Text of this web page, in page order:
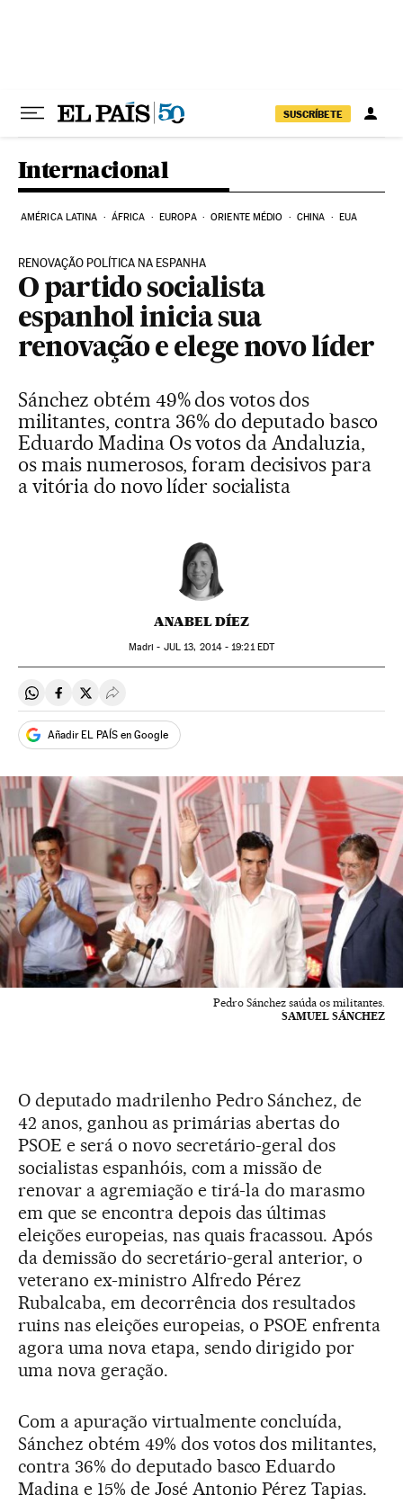
SUSCRÍBETE
Internacional
AMÉRICA LATINA ÁFRICA EUROPA ORIENTE MÉDIO CHINA EUA
RENOVAÇÃO POLÍTICA NA ESPANHA
O partido socialista
espanhol inicia sua
renovação e elege novo líder
Sánchez obtém 49% dos votos dos
militantes, contra 36% do deputado basco
Eduardo Madina Os votos da Andaluzia,
os mais numerosos, foram decisivos para
a vitória do novo líder socialista
ANABEL DÍEZ
Madri - JUL 13, 2014 - 19:21EDT
Compartir en Whatsapp
Compartir en Facebook
Compartir en Twitter
Desplegar Redes Sociales
Añadir EL PAÍS en Google
Pedro Sánchez saúda os militantes.
SAMUEL SÁNCHEZ
O deputado madrilenho Pedro Sánchez, de
42 anos, ganhou as primárias abertas do
PSOE e será o novo secretário-geral dos
socialistas espanhóis, com a missão de
renovar a agremiação e tirá-la do marasmo
em que se encontra depois das últimas
eleições europeias, nas quais fracassou. Após
da demissão do secretário-geral anterior, o
veterano ex-ministro Alfredo Pérez
Rubalcaba, em decorrência dos resultados
ruins nas eleições europeias, o PSOE enfrenta
agora uma nova etapa, sendo dirigido por
uma nova geração.
Com a apuração virtualmente concluída,
Sánchez obtém 49% dos votos dos militantes,
contra 36% do deputado basco Eduardo
Madina e 15% de José Antonio Pérez Tapias.